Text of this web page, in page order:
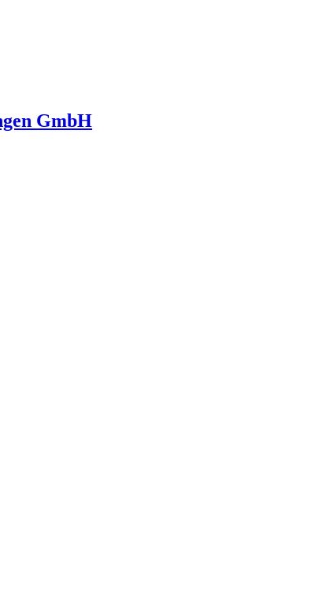
GmbH